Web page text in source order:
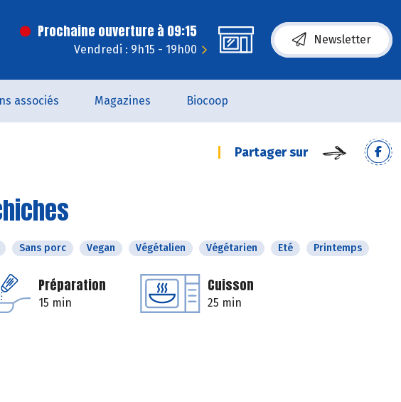
Prochaine ouverture à 09:15
Vendredi : 9h15 - 19h00
Newsletter
associés Magazines Biocoop
Partager sur
Sans porc Vegan Végétalien Végétarien Eté Printemps
Préparation
15 min
Cuisson
25 min